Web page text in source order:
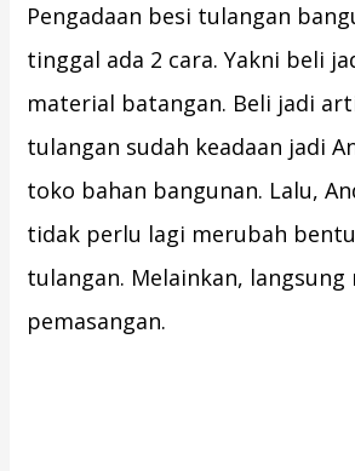
Pengadaan besi tulangan
tinggal ada 2 cara. Yakni beli
material batangan. Beli jadi
tulangan sudah keadaan jadi
toko bahan bangunan. Lalu,
tidak perlu lagi merubah
tulangan. Melainkan, langsung
pemasangan.